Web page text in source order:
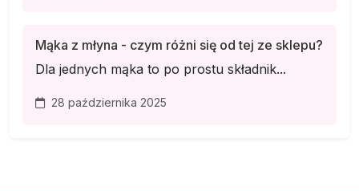
Mąka z młyna - czym różni się od tej ze sklepu?
Dla jednych mąka to po prostu składnik...
28 października 2025